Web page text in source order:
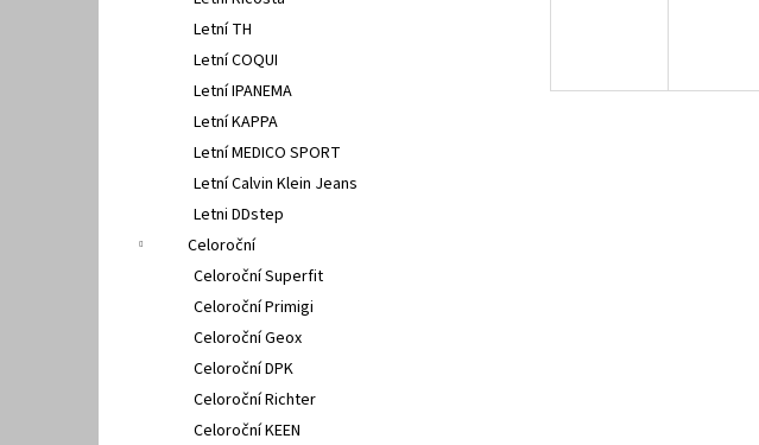
Letní TH
Letní COQUI
Letní IPANEMA
Letní KAPPA
Letní MEDICO SPORT
Letní Calvin Klein Jeans
Letni DDstep
Celoroční
Celoroční Superfit
Celoroční Primigi
Celoroční Geox
Celoroční DPK
Celoroční Richter
Celoroční KEEN